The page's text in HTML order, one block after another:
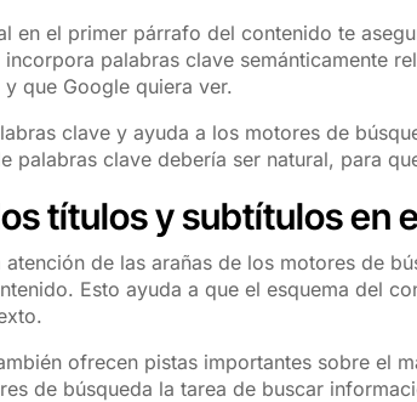
en el primer párrafo del contenido te
palabras clave semánticamente
que Google quiera ver.
clave y ayuda a los motores de
palabras clave debería ser natural, para
títulos y subtítulos en
de las arañas de los motores de
Esto ayuda a que el esquema del
ofrecen pistas importantes sobre el
de búsqueda la tarea de buscar